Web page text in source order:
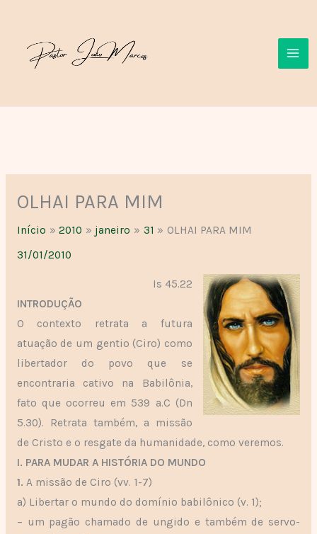
conteúdo
OLHAI PARA MIM
Início 2010 janeiro 31
OLHAI PARA MIM
31/01/2010
Is 45.22
INTRODUÇÃO
O contexto retrata a futura
atuação de um gentio (Ciro) como
libertador do povo que se
encontraria cativo na Babilônia,
fato que ocorreu em 539 a.C (Dn
5.30). Retrata também, a missão
de Cristo e o resgate da humanidade, como veremos.
I. PARA MUDAR A HISTÓRIA DO MUNDO
1. A missão de Ciro (vv. 1-7)
a) Libertar o mundo do domínio babilônico (v. 1);
– um pagão chamado de ungido e também de servo-